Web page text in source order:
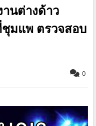
นต่างด้าว
มแพ ตรวจสอบ
0